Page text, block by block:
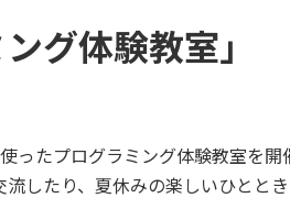
グ体験教室」
たプログラミング体験教室を開
したり、夏休みの楽しいひととき